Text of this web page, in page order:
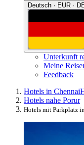
Deutsch · EUR ·
Unterkunft
Meine
Feedback
Hotels in Chennai
Hotels nahe Porur
Hotels mit Parkplatz